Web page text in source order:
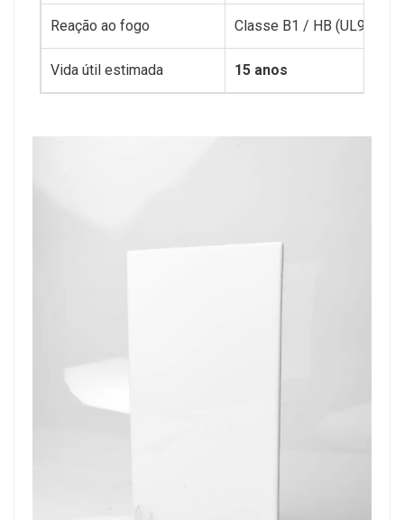
Reação ao fogo Classe B1 / HB (UL94)
Vida útil estimada 15 anos